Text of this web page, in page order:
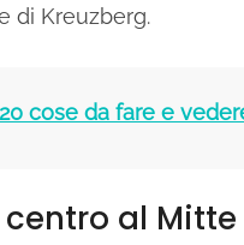
di Kreuzberg.
cose da fare e
al Mitte